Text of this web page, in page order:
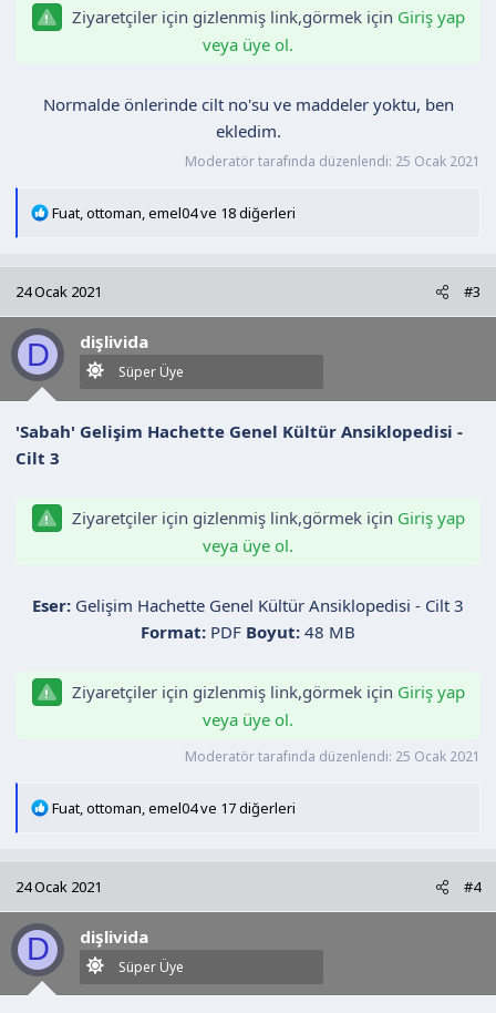
Ziyaretçiler için gizlenmiş link,görmek için Giriş yap
veya üye ol.
Normalde önlerinde cilt no'su ve maddeler yoktu, ben
ekledim.​
Moderatör tarafında düzenlendi: 25 Ocak 2021
T
i
l
e
r
Fuat,ottoman,emel04ve 18 diğerleri
24 Ocak 2021 #3
D dişlivida
Süper Üye
'Sabah' Gelişim Hachette Genel Kültür Ansiklopedisi -
Cilt 3
Ziyaretçiler için gizlenmiş link,görmek için Giriş yap
veya üye ol.
Eser: Gelişim Hachette Genel Kültür Ansiklopedisi - Cilt 3
Format: PDF Boyut: 48 MB
Ziyaretçiler için gizlenmiş link,görmek için Giriş yap
veya üye ol.
Moderatör tarafında düzenlendi: 25 Ocak 2021
T
i
l
e
r
Fuat ottoman emel04ve 17 diğerleri
24 Ocak 2021 #4
D dişlivida
Süper Üye